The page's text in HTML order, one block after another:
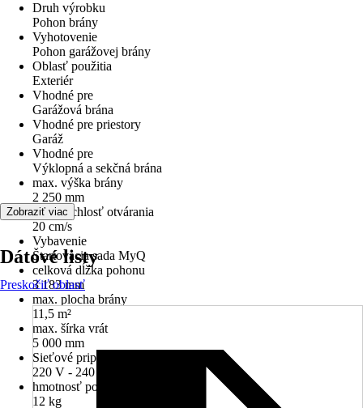
Druh výrobku
Pohon brány
Vyhotovenie
Pohon garážovej brány
Oblasť použitia
Exteriér
Vhodné pre
Garážová brána
Vhodné pre priestory
Garáž
Vhodné pre
Výklopná a sekčná brána
max. výška brány
2 250 mm
max. rýchlosť otvárania
20 cm/s
Vybavenie
Štartovacia sada MyQ
celková dĺžka pohonu
3 183 mm
max. plocha brány
11,5 m²
max. šírka vrát
5 000 mm
Sieťové pripojenie/napájacie napätie
220 V - 240 V
hmotnosť pohonu
12 kg
Zobraziť viac
Dátové listy
Preskočiť oblasť